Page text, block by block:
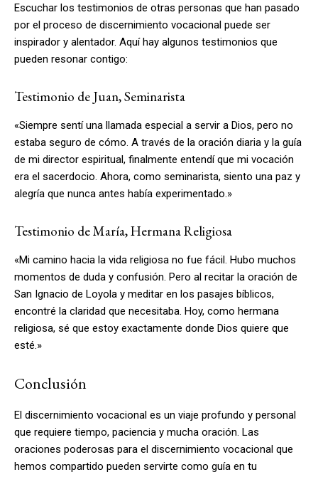
Escuchar los testimonios de otras personas que han pasado
por el proceso de discernimiento vocacional puede ser
inspirador y alentador. Aquí hay algunos testimonios que
pueden resonar contigo:
Testimonio de Juan, Seminarista
«Siempre sentí una llamada especial a servir a Dios, pero no
estaba seguro de cómo. A través de la oración diaria y la guía
de mi director espiritual, finalmente entendí que mi vocación
era el sacerdocio. Ahora, como seminarista, siento una paz y
alegría que nunca antes había experimentado.»
Testimonio de María, Hermana Religiosa
«Mi camino hacia la vida religiosa no fue fácil. Hubo muchos
momentos de duda y confusión. Pero al recitar la oración de
San Ignacio de Loyola y meditar en los pasajes bíblicos,
encontré la claridad que necesitaba. Hoy, como hermana
religiosa, sé que estoy exactamente donde Dios quiere que
esté.»
Conclusión
El discernimiento vocacional es un viaje profundo y personal
que requiere tiempo, paciencia y mucha oración. Las
oraciones poderosas para el discernimiento vocacional que
hemos compartido pueden servirte como guía en tu